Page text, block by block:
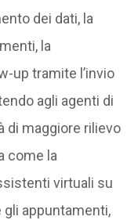
dei dati, la
la
up tramite l’invio
agli agenti di
di maggiore rilievo
come la
virtuali su
appuntamenti,